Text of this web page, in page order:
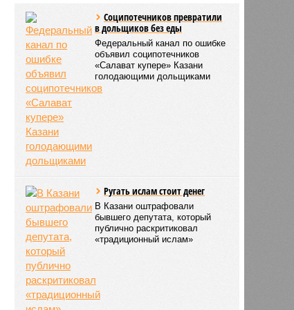
Соципотечников превратили
в дольщиков без еды
Федеральный канал по ошибке
объявил соципотечников
«Салават купере» Казани
голодающими дольщиками
Ругать ислам стоит денег
В Казани оштрафовали
бывшего депутата, который
публично раскритиковал
«традиционный ислам»